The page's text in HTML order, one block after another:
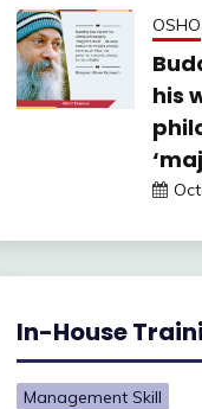
OSHO
his
In-House
Management Skill